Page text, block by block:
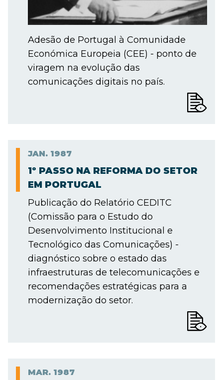
Adesão de Portugal à Comunidade
Económica Europeia (CEE) - ponto de
viragem na evolução das
comunicações digitais no país.
JAN. 1987
1º PASSO NA REFORMA DO SETOR
EM PORTUGAL
Publicação do Relatório CEDITC
(Comissão para o Estudo do
Desenvolvimento Institucional e
Tecnológico das Comunicações) -
diagnóstico sobre o estado das
infraestruturas de telecomunicações e
recomendações estratégicas para a
modernização do setor.
MAR. 1987